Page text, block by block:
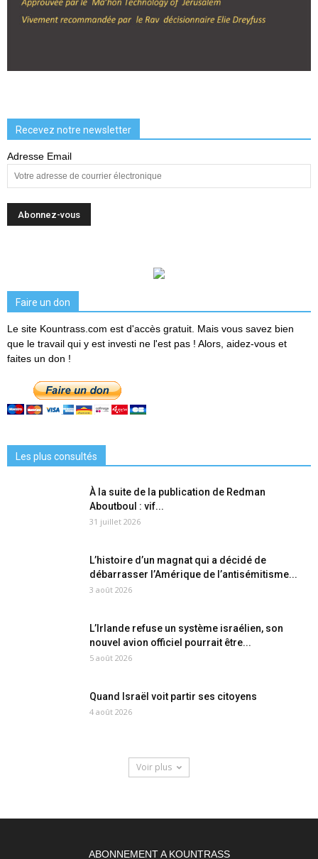
Recevez notre newsletter
Adresse Email
Faire un don
Le site Kountrass.com est d'accès gratuit. Mais vous savez bien
que le travail qui y est investi ne l'est pas ! Alors, aidez-vous et
faites un don !
Les plus consultés
À la suite de la publication de Redman
Aboutboul : vif...
31 juillet 2026
L’histoire d’un magnat qui a décidé de
débarrasser l’Amérique de l’antisémitisme...
3 août 2026
L’Irlande refuse un système israélien, son
nouvel avion officiel pourrait être...
5 août 2026
Quand Israël voit partir ses citoyens
4 août 2026
Voir plus
ABONNEMENT A KOUNTRASS